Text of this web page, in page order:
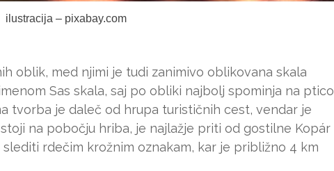
ilustracija – pixabay.com
oblik, med njimi je tudi zanimivo oblikovana skala
Sas skala, saj po obliki najbolj spominja na ptico
tvorba je daleč od hrupa turističnih cest, vendar je
na pobočju hriba, je najlažje priti od gostilne Kopár
rdečim krožnim oznakam, kar je približno 4 km